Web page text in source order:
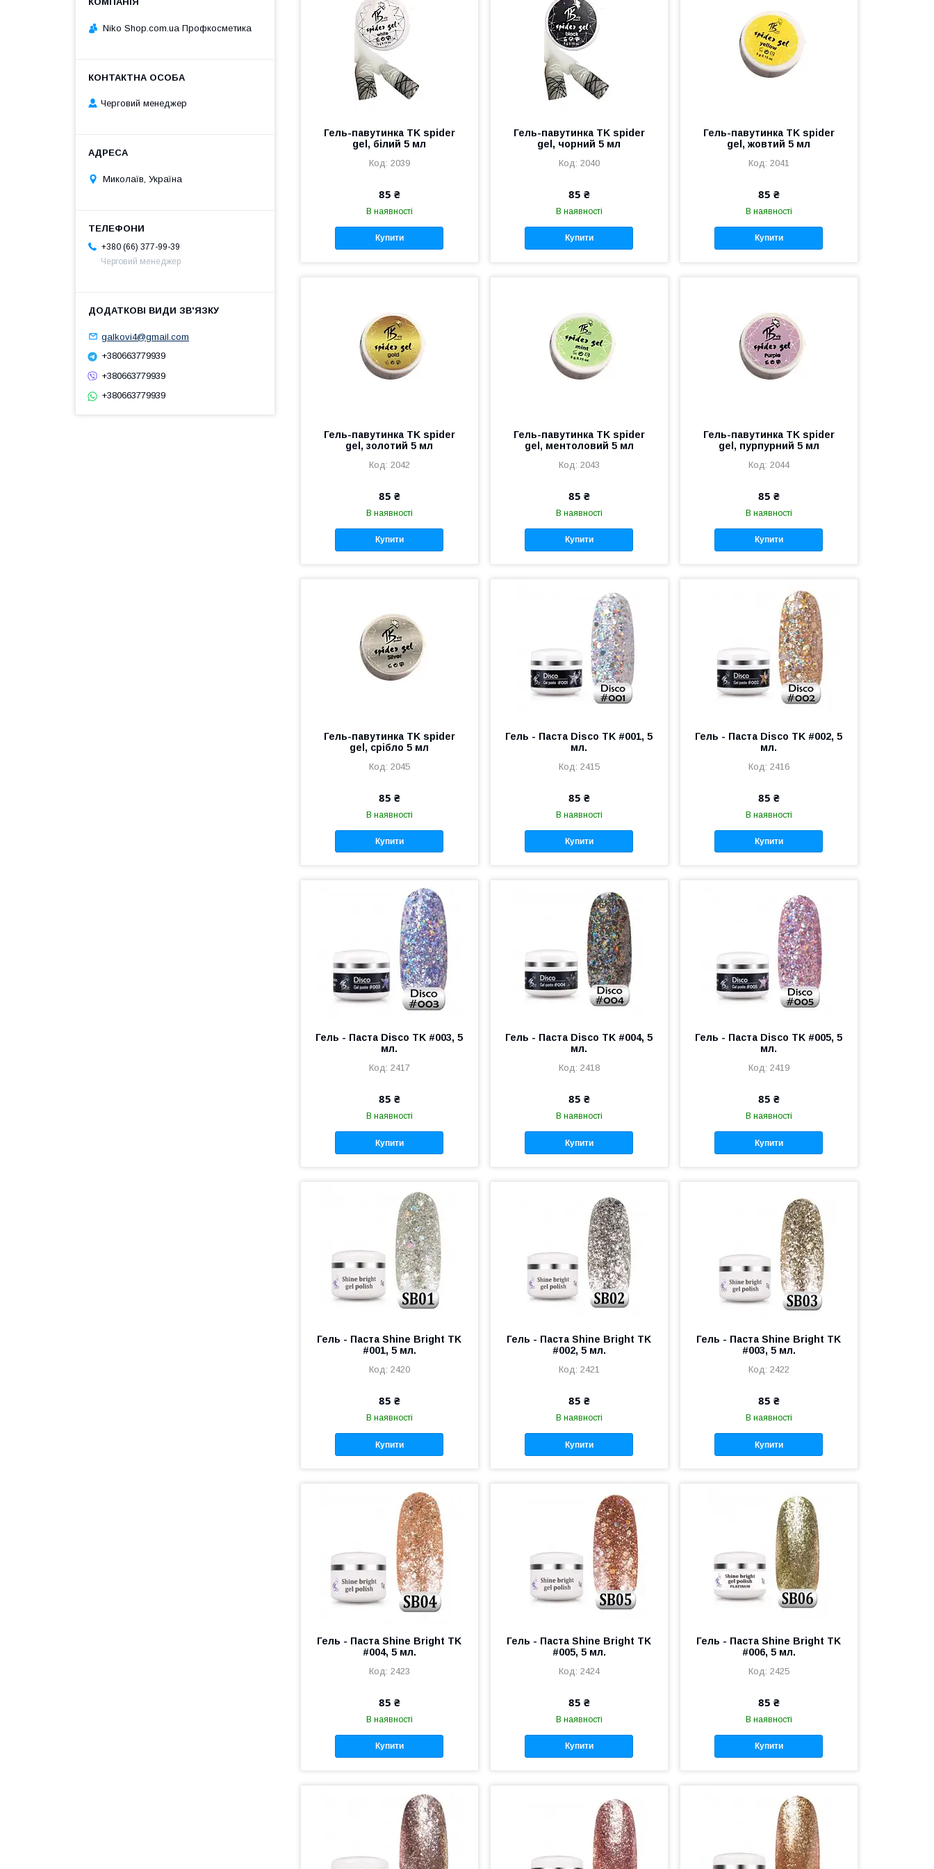
Гель-павутинка TK spider
gel, білий 5 мл
2039
85 ₴
В наявності
Купити
Гель-павутинка TK spider
gel, чорний 5 мл
2040
85 ₴
В наявності
Купити
Гель-павутинка TK spider
gel, жовтий 5 мл
2041
85 ₴
В наявності
Купити
Гель-павутинка TK spider
gel, золотий 5 мл
2042
85 ₴
В наявності
Купити
Гель-павутинка TK spider
gel, ментоловий 5 мл
2043
85 ₴
В наявності
Купити
Гель-павутинка TK spider
gel, пурпурний 5 мл
2044
85 ₴
В наявності
Купити
Гель-павутинка TK spider
gel, срібло 5 мл
2045
85 ₴
В наявності
Купити
Гель - Паста Disco TK #001, 5
мл.
2415
85 ₴
В наявності
Купити
Гель - Паста Disco TK #002, 5
мл.
2416
85 ₴
В наявності
Купити
Гель - Паста Disco TK #003, 5
мл.
2417
85 ₴
В наявності
Купити
Гель - Паста Disco TK #004, 5
мл.
2418
85 ₴
В наявності
Купити
Гель - Паста Disco TK #005, 5
мл.
2419
85 ₴
В наявності
Купити
Гель - Паста Shine Bright TK
#001, 5 мл.
2420
85 ₴
В наявності
Купити
Гель - Паста Shine Bright TK
#002, 5 мл.
2421
85 ₴
В наявності
Купити
Гель - Паста Shine Bright TK
#003, 5 мл.
2422
85 ₴
В наявності
Купити
Гель - Паста Shine Bright TK
#004, 5 мл.
2423
85 ₴
В наявності
Купити
Гель - Паста Shine Bright TK
#005, 5 мл.
2424
85 ₴
В наявності
Купити
Гель - Паста Shine Bright TK
#006, 5 мл.
2425
85 ₴
В наявності
Купити
Niko Shop.com.ua Профкосметика
Черговий менеджер
Миколаїв, Україна
+380 (66) 377-99-39
Черговий менеджер
galkovi4@gmail.com
+380663779939
+380663779939
+380663779939